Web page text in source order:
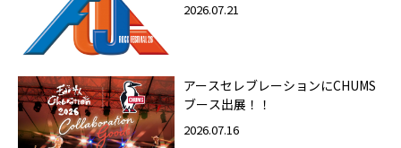
2026.07.21
アースセレブレーションにCHUMS
ブース出展！！
2026.07.16